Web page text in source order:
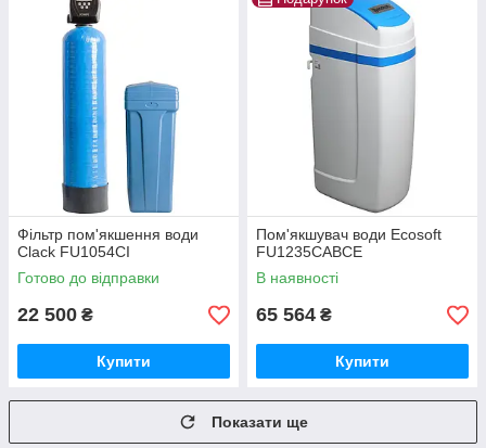
Фільтр пом'якшення води
Clack FU1054CI
Готово до відправки
22 500 ₴
Купити
Пом'якшувач води Ecosoft
FU1235CABCE
В наявності
65 564 ₴
Купити
Показати ще